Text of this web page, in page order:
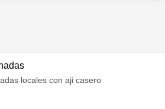
locales con aji casero